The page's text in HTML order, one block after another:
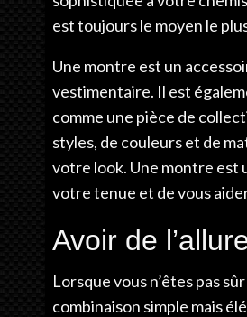
est toujours le moyen le
Une montre est un
vestimentaire. Il est
comme une pièce de
styles, de couleurs et de
votre look. Une montre est
votre tenue et de vous
Avoir de
Lorsque vous n’êtes pas
combinaison simple mais